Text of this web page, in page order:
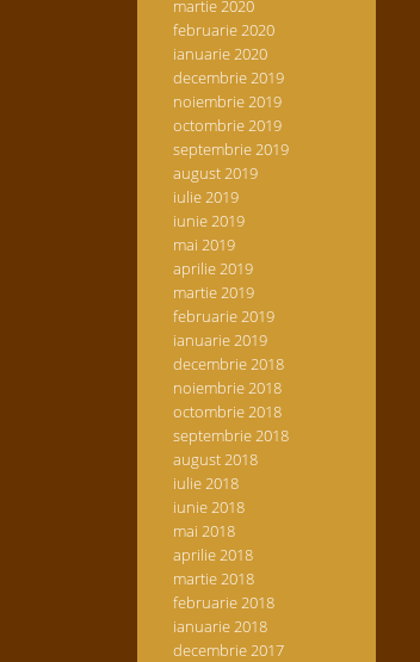
martie 2020
februarie 2020
ianuarie 2020
decembrie 2019
noiembrie 2019
octombrie 2019
septembrie 2019
august 2019
iulie 2019
iunie 2019
mai 2019
aprilie 2019
martie 2019
februarie 2019
ianuarie 2019
decembrie 2018
noiembrie 2018
octombrie 2018
septembrie 2018
august 2018
iulie 2018
iunie 2018
mai 2018
aprilie 2018
martie 2018
februarie 2018
ianuarie 2018
decembrie 2017